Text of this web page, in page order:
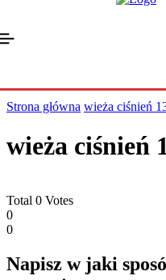
Strona główna wieża ciśnień
wieża ciśnień
Total 0 Votes
0
0
Napisz w jaki